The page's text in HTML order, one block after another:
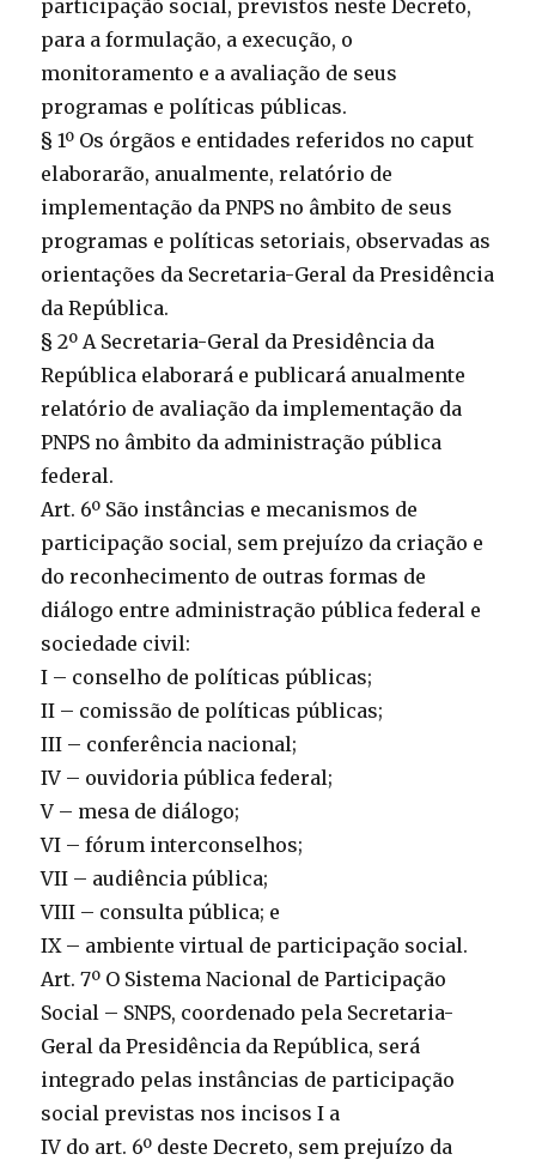
participação social, previstos neste Decreto,
para a formulação, a execução, o
monitoramento e a avaliação de seus
programas e políticas públicas.
§ 1º Os órgãos e entidades referidos no caput
elaborarão, anualmente, relatório de
implementação da PNPS no âmbito de seus
programas e políticas setoriais, observadas as
orientações da Secretaria-Geral da Presidência
da República.
§ 2º A Secretaria-Geral da Presidência da
República elaborará e publicará anualmente
relatório de avaliação da implementação da
PNPS no âmbito da administração pública
federal.
Art. 6º São instâncias e mecanismos de
participação social, sem prejuízo da criação e
do reconhecimento de outras formas de
diálogo entre administração pública federal e
sociedade civil:
I – conselho de políticas públicas;
II – comissão de políticas públicas;
III – conferência nacional;
IV – ouvidoria pública federal;
V – mesa de diálogo;
VI – fórum interconselhos;
VII – audiência pública;
VIII – consulta pública; e
IX – ambiente virtual de participação social.
Art. 7º O Sistema Nacional de Participação
Social – SNPS, coordenado pela Secretaria-
Geral da Presidência da República, será
integrado pelas instâncias de participação
social previstas nos incisos I a
IV do art. 6º deste Decreto, sem prejuízo da